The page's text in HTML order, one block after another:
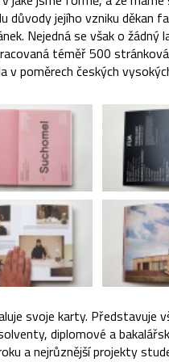
důvody jejího vzniku děkan
Nejedná se však o žádný
téměř 500
v poměrech českých
svoje karty. Představuje
diplomové a
a nejrůznější projekty